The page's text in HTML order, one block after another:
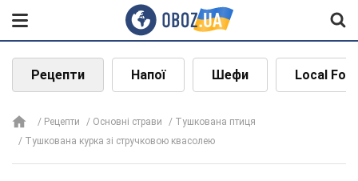
Рецепти Напої Шефи Local
Рецепти Основні страви
Тушкована птиця
Тушкована курка зі стручковою квасолею